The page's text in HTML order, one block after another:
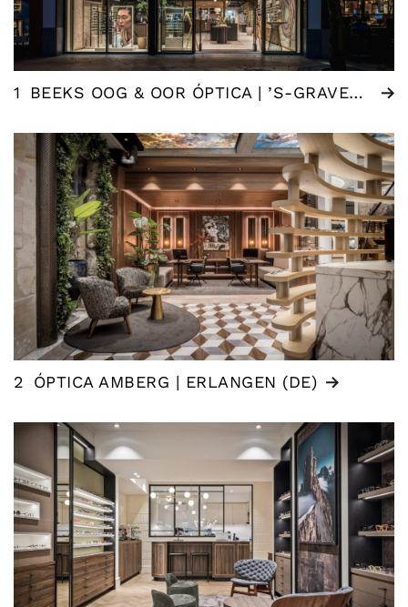
1 BEEKS OOG & OOR ÓPTICA | ’S-GRAVENZANDE (NL)
2 ÓPTICA AMBERG | ERLANGEN (DE)